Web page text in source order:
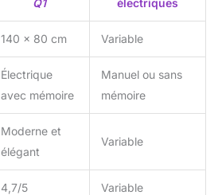
140 x 80 cm Variable
Électrique
avec mémoire
Manuel ou sans
mémoire
Moderne et
élégant
Variable
4,7/5 Variable